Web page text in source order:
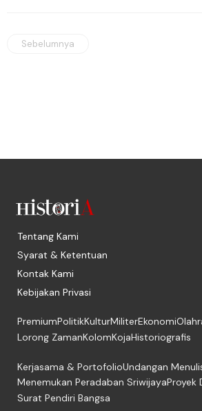
Sebelumnya
Tentang Kami
Syarat & Ketentuan
Kontak Kami
Kebijakan Privasi
PremiumPolitikKulturMiliterEkonomi
Lorong ZamanKolomKojaHistoriografis
Kerjasama & PortofolioUndangan
Menemukan Peradaban SriwijayaProyek
Surat Pendiri Bangsa